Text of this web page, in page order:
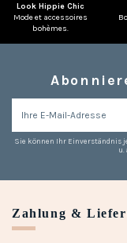
Look Hippie Chic
Mode et accessoires
bohèmes.
Sie können Ihr Einverständnis
u.
Zahlung &